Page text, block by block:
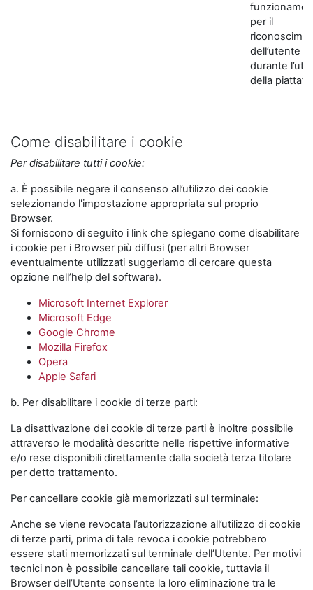
per il
dell’utente
durante
della
Come disabilitare i cookie
Per disabilitare tutti i cookie:
a. È possibile negare il consenso all’utilizzo dei cookie
selezionando l'impostazione appropriata sul proprio
Browser.
Si forniscono di seguito i link che spiegano come disabilitare
i cookie per i Browser più diffusi (per altri Browser
eventualmente utilizzati suggeriamo di cercare questa
opzione nell’help del software).
Microsoft Internet Explorer
Microsoft Edge
Google Chrome
Mozilla Firefox
Opera
Apple Safari
b. Per disabilitare i cookie di terze parti:
La disattivazione dei cookie di terze parti è inoltre possibile
attraverso le modalità descritte nelle rispettive informative
e/o rese disponibili direttamente dalla società terza titolare
per detto trattamento.
Per cancellare cookie già memorizzati sul terminale:
Anche se viene revocata l’autorizzazione all’utilizzo di cookie
di terze parti, prima di tale revoca i cookie potrebbero
essere stati memorizzati sul terminale dell’Utente. Per motivi
tecnici non è possibile cancellare tali cookie, tuttavia il
Browser dell’Utente consente la loro eliminazione tra le